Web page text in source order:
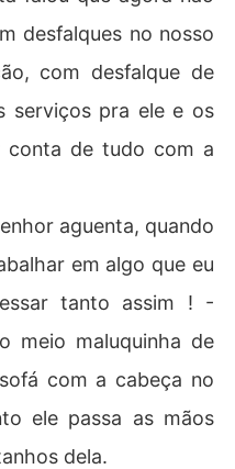
desfalques no nosso
com desfalque de
serviços pra ele e os
conta de tudo com a
aguenta, quando
em algo que eu
tanto assim ! -
meio maluquinha de
com a cabeça no
ele passa as mãos
dela.